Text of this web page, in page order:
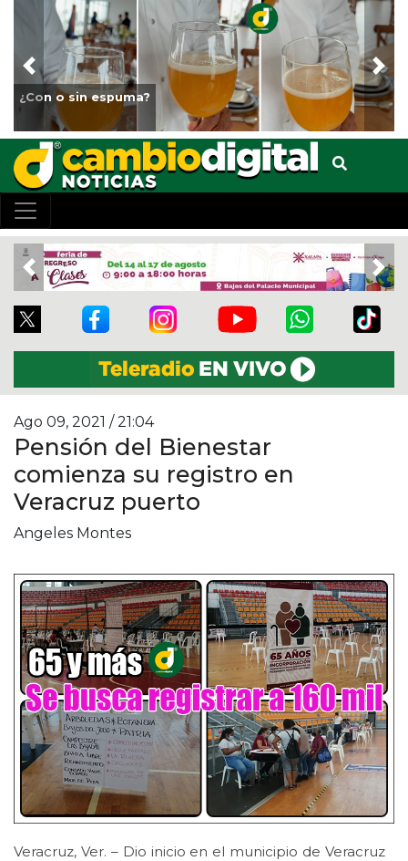
¿Con o sin espuma?
Previous
Previous
Ago 09, 2021 / 21:04
Pensión del Bienestar
comienza su registro en
Veracruz puerto
Angeles Montes
Veracruz, Ver. – Dio inicio en el municipio de Veracruz